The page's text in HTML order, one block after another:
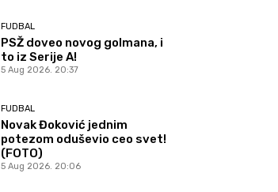
FUDBAL
PSŽ doveo novog golmana, i
to iz Serije A!
5 Aug 2026. 20:37
FUDBAL
Novak Đoković jednim
potezom oduševio ceo svet!
(FOTO)
5 Aug 2026. 20:06